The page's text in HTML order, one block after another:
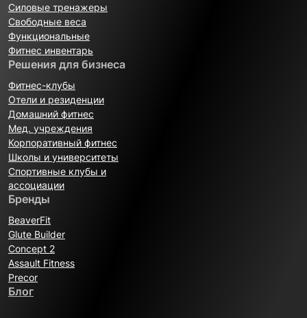
Силовые тренажеры
Свободные веса
Функциональные
Фитнес инвентарь
Решения для бизнеса
Фитнес-клубы
Отели и резиденции
Домашний фитнес
Мед. учреждения
Корпоративный фитнес
Школы и университеты
Спортивные клубы и
ассоциации
Бренды
BeaverFit
Glute Builder
Concept 2
Assault Fitness
Precor
Блог